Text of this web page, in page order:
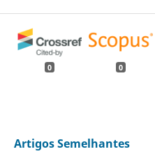
0 0
Artigos Semelhantes